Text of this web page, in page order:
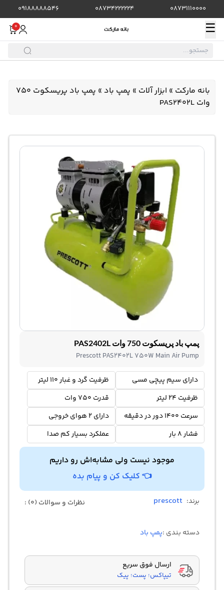
08731110000
08734222224
09188888546
☰
0
بانه مارکت » ابزار آلات » پمپ باد»
پمپ باد پریسکوت 750
وات PAS2402L
پمپ باد پریسکوت 750 وات PAS2402L
Prescott PAS2402L 750W Main Air Pump
دارای سیم پیچی مسی
ظرفیت گرد و غبار 110 لیتر
ظرفیت 24 لیتر
قدرت 750 وات
سرعت 1400 دور در دقیقه
دارای 2 هوای خروجی
فشار 8 بار
عملکرد بسیار کم صدا
موجود نیست ولی مشابه‌اش رو داریم
👈 کلیک کن و پیام بده
برند: prescott نظرات و سوالات (0) :
دسته بندی :پمپ باد
ارسال فوق سریع
تیپاکس؛ پست؛ پیک